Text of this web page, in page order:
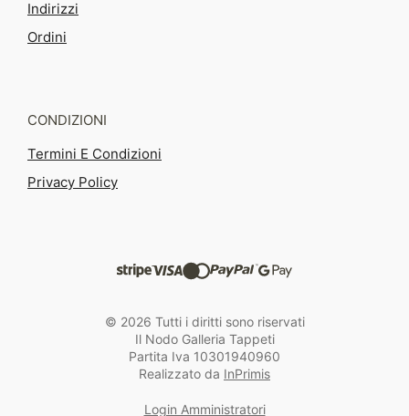
Indirizzi
Ordini
CONDIZIONI
Termini E Condizioni
Privacy Policy
© 2026 Tutti i diritti sono riservati
Il Nodo Galleria Tappeti
Partita Iva 10301940960
Realizzato da InPrimis
Login Amministratori